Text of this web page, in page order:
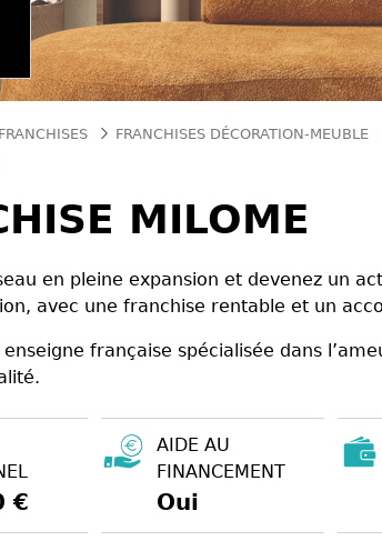
FRANCHISES DÉCORATION-MEUBLE
MILOME
en pleine expansion et devenez un
avec une franchise rentable et un
enseigne française spécialisée dans
€
AIDE AU
FINANCEMENT
Oui